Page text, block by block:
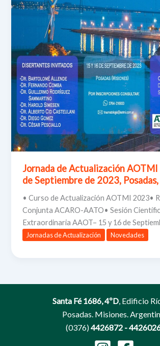
Jornada de Actualización
de Septiembre de 2023,
• Curso de Actualización AOTMI 2023•
Conjunta ACARO-AATO• Sesión
Extraordinaria AAOT– 15 y 16 de
Jornadas de Actualización Novedades
Santa Fé 1686, 4ºD, Edificio
Posadas. Misiones.
(0376)4426872 -